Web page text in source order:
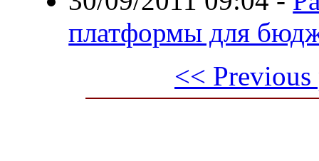
платформы для
<< Previous